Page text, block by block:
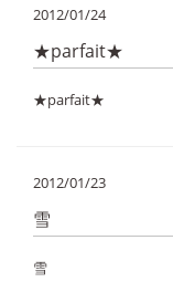
2012/01/24
★parfait★
★parfait★
2012/01/23
雪
雪